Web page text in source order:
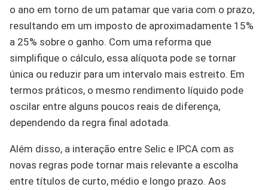
o ano em torno de um patamar que varia com o prazo,
resultando em um imposto de aproximadamente 15%
a 25% sobre o ganho. Com uma reforma que
simplifique o cálculo, essa alíquota pode se tornar
única ou reduzir para um intervalo mais estreito. Em
termos práticos, o mesmo rendimento líquido pode
oscilar entre alguns poucos reais de diferença,
dependendo da regra final adotada.
Além disso, a interação entre Selic e IPCA com as
novas regras pode tornar mais relevante a escolha
entre títulos de curto, médio e longo prazo. Aos